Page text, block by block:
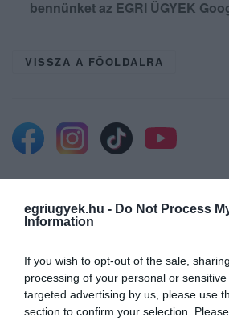
egriugyek.hu - Do Not Process
Information
If you wish to opt-out of the sale,
processing of your personal or
targeted advertising by us, please use
section to confirm your selection.
bennünket az EGRI ÜGYEK
VISSZA A FŐOLDALRA
Legfrissebb híreink
VIZET VISZNEK A
FENNSÍKRA – A
2026. augusztus 10